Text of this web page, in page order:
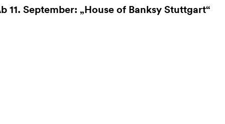
11. September: „House of Banksy Stuttgart“